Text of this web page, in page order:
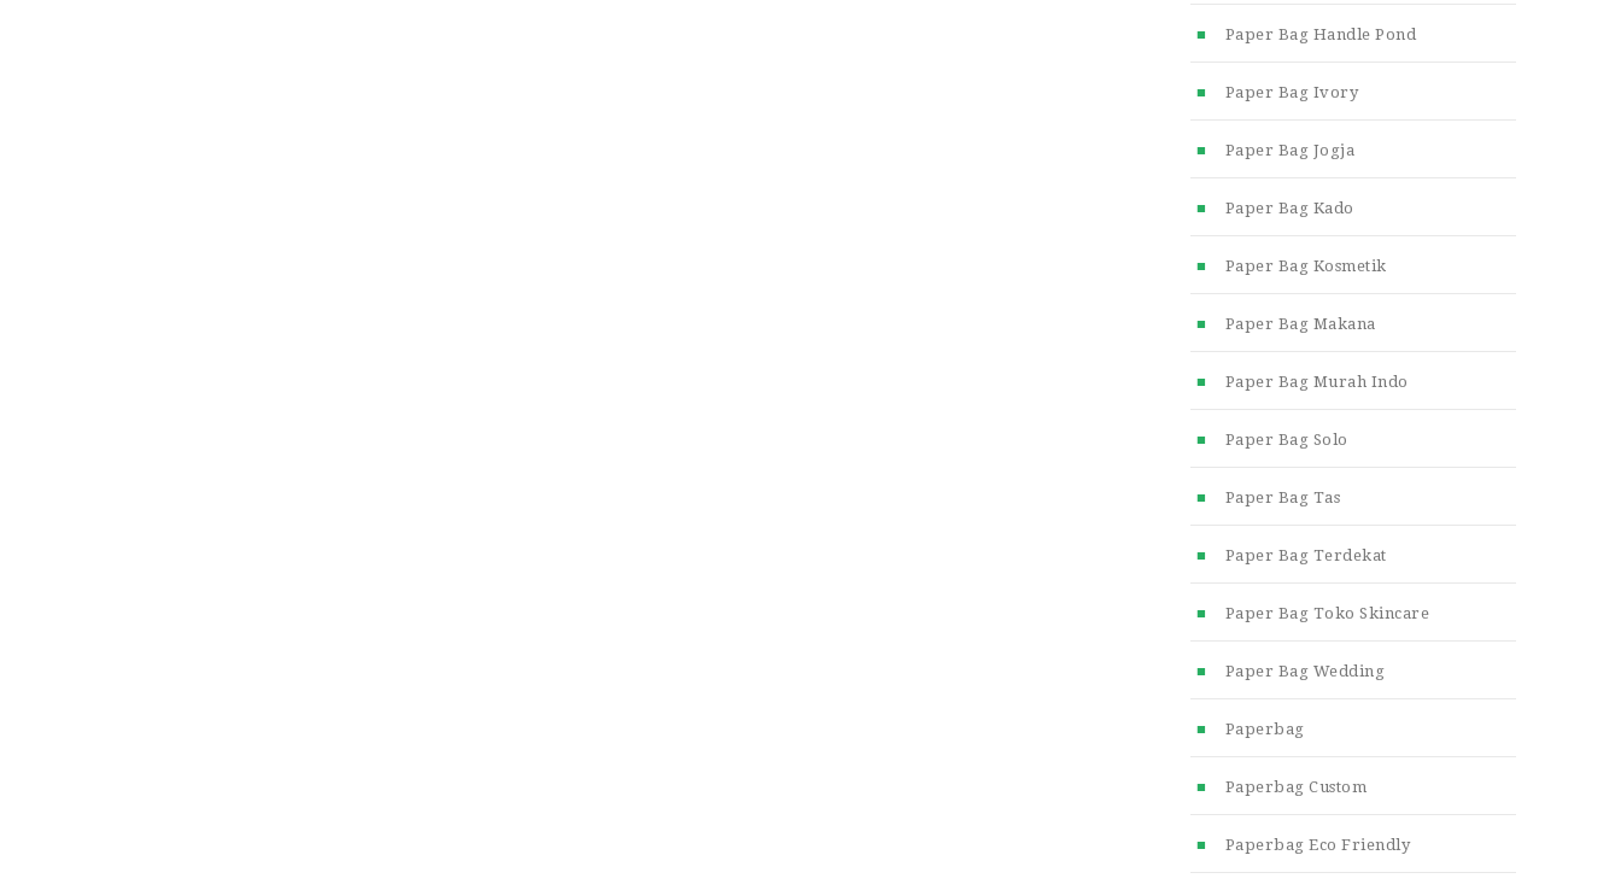
Paper Bag Handle Pond
Paper Bag Ivory
Paper Bag Jogja
Paper Bag Kado
Paper Bag Kosmetik
Paper Bag Makana
Paper Bag Murah Indo
Paper Bag Solo
Paper Bag Tas
Paper Bag Terdekat
Paper Bag Toko Skincare
Paper Bag Wedding
Paperbag
Paperbag Custom
Paperbag Eco Friendly